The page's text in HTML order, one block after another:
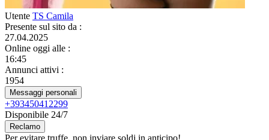
Utente TS Camila
Presente sul sito da :
27.04.2025
Online oggi alle :
16:45
Annunci attivi :
1954
Messaggi personali
+393450412299
Disponibile 24/7
Reclamo
Per evitare truffe, non inviare soldi in anticipo!